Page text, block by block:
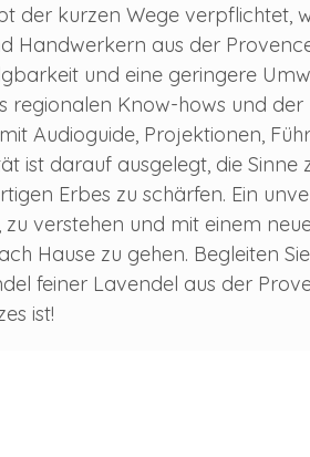
der kurzen Wege verpflichtet,
Handwerkern aus der
und eine geringere
regionalen Know-hows und
Audioguide, Projektionen,
ist darauf ausgelegt, die
Erbes zu schärfen. Ein
verstehen und mit einem
Hause zu gehen. Begleiten
feiner Lavendel aus der
ist!